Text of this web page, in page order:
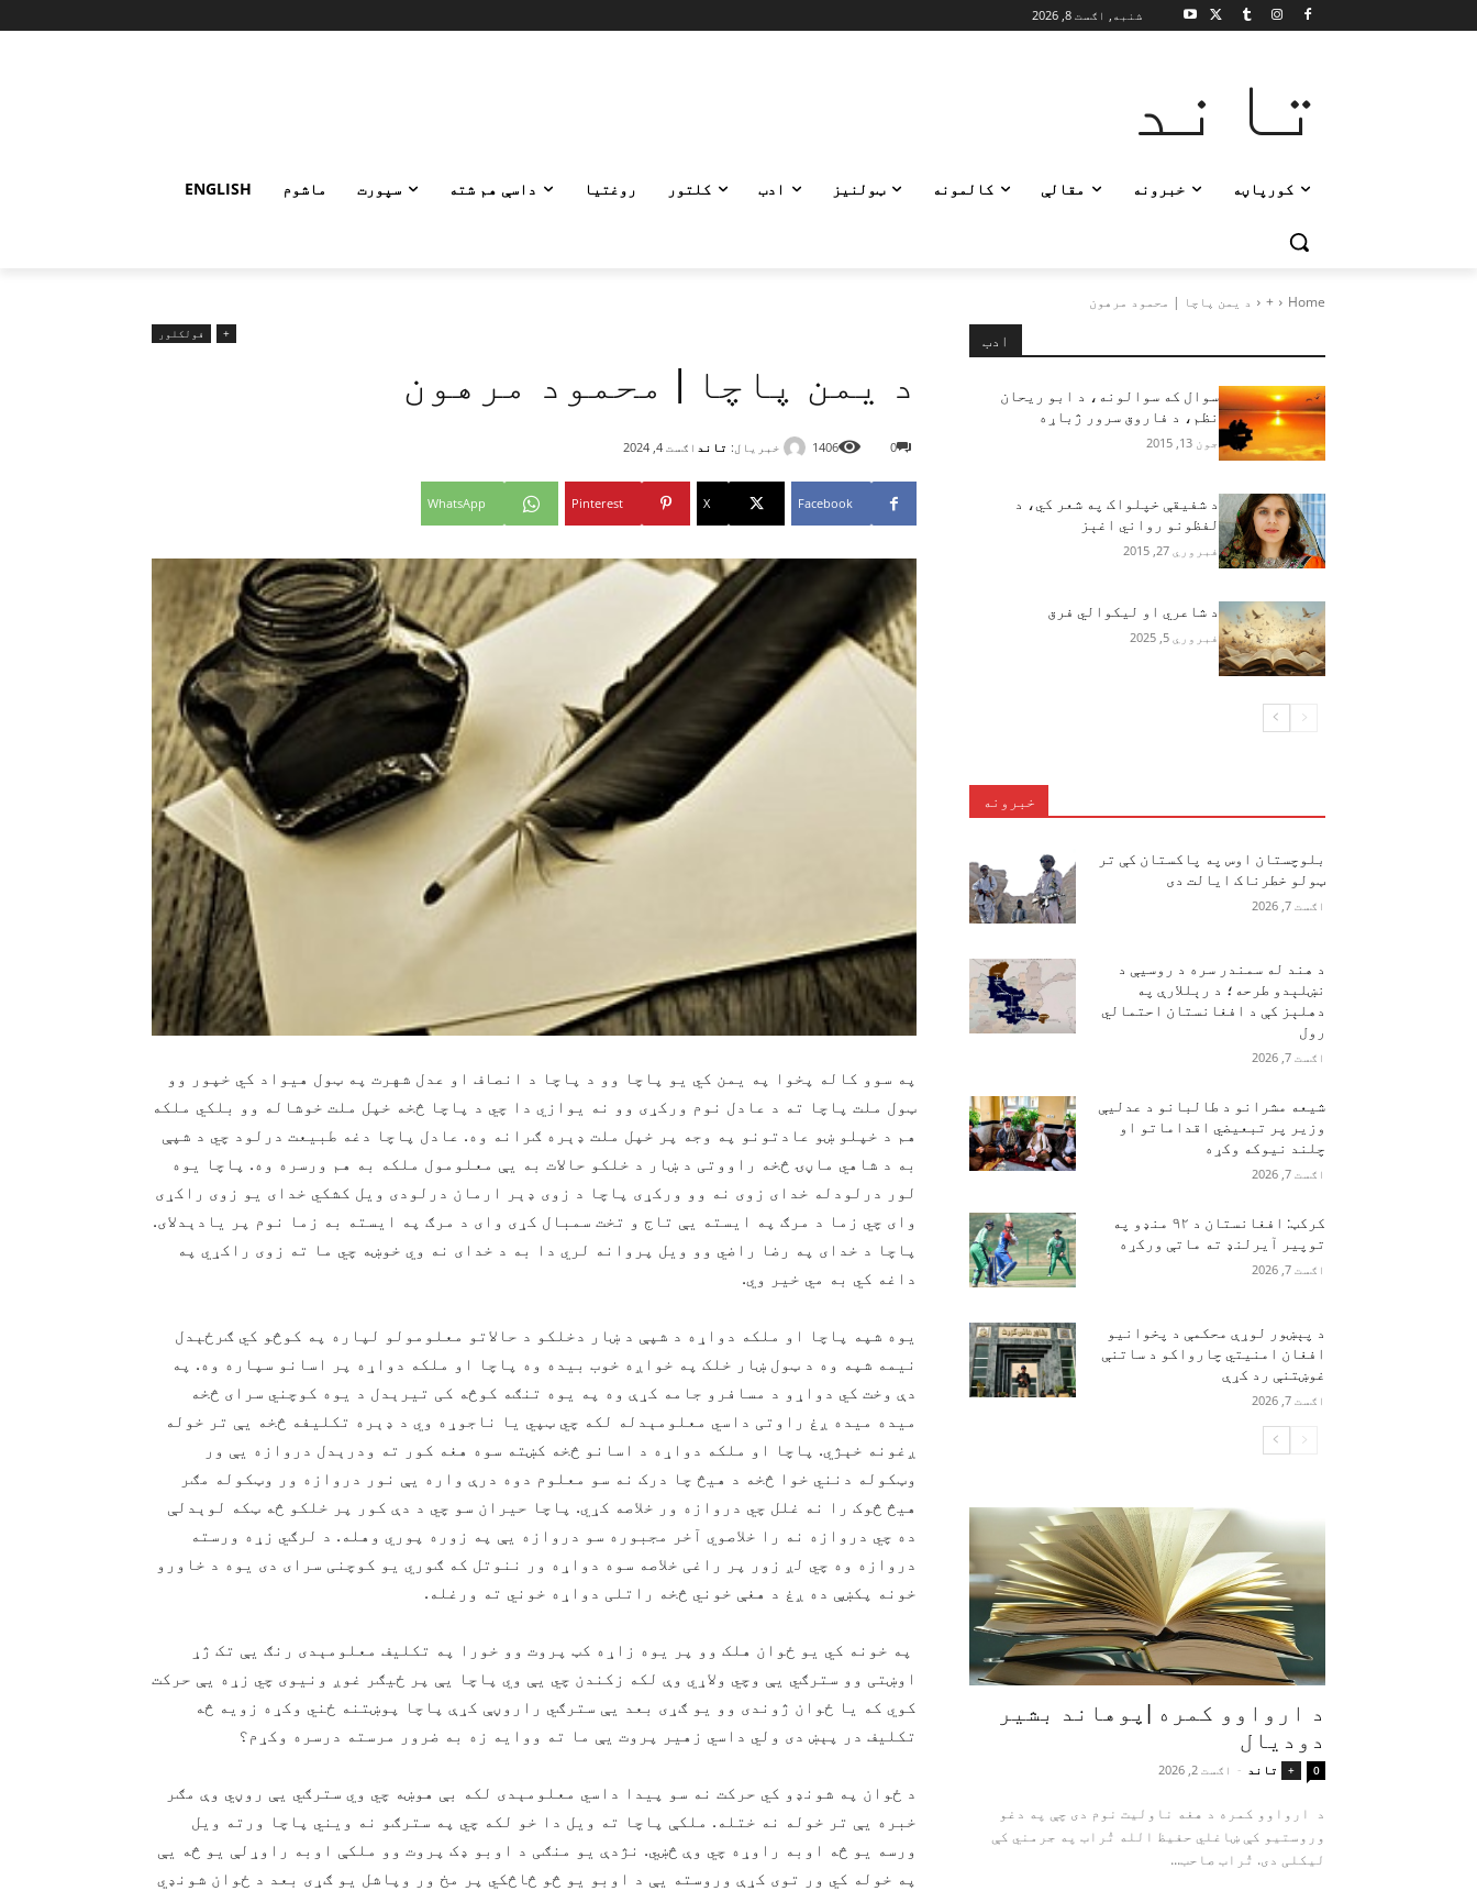
شنبه, اګست 8, 2026
تاند
کورپاڼه خبرونه مقالې کالمونه ټولنیز ادب کلتور روغتیا داسې هم شته سپورت ماشوم ENGLISH
Home
+ د یمن پاچا | محمود مرهون
+ فولکلور
د یمن پاچا | محمود مرهون
خبریال: تاند اګست 4, 2024 0
1406
Facebook
X
Pinterest
WhatsApp
په سوو کاله پخوا په یمن کي یو پاچا وو د پاچا د انصاف او عدل شهرت په ټول هیواد کي خپور وو
ټول ملت پاچا ته د عادل نوم ورکړی وو نه یوازي دا چي د پاچا څخه خپل ملت خوشاله وو بلکي ملکه
هم د خپلو ښو عادتونو په وجه پر خپل ملت ډېره ګرانه وه. عادل پاچا دغه طبیعت درلود چي د شپې
به د شاهي ماڼۍ څخه راووتی د ښار د خلکو حالات به یې معلومول ملکه به هم ورسره وه. پاچا یوه
لور درلودله خدای زوی نه وو ورکړی پاچا د زوی ډېر ارمان درلودی ویل کشکي خدای یو زوی راکړى
وای چي زما د مرګ په ایسته یې تاج و تخت سمبال کړی وای د مرګ په ایسته به زما نوم پر یادېدلای.
پاچا د خدای په رضا راضي وو ویل پروانه لري دا به د خدای نه وي خوښه چي ما ته زوی راکړي په
داغه کي به مي خیر وي.
یوه شپه پاچا او ملکه دواړه د شپې د ښار دخلکو د حالاتو معلومولو لپاره په کوڅو کي ګرځېدل
نیمه شپه وه د ټول ښار خلک په خواږه خوب بیده وه پاچا او ملکه دواړه پر اسانو سپاره وه. په
دې وخت کي دواړو د مسافرو جامه کړې وه په یوه تنګه کوڅه کی تیرېدل د یوه کوچني سرای څخه
میده میده ږغ راوتی داسي معلومېدله لکه چي ټپي یا ناجوړه وي د ډېره تکلیفه څخه یې تر خوله
ږغونه خېژي. پاچا او ملکه دواړه د اسانو څخه کښته سوه هغه کور ته ودرېدل دروازه یې ور
وټکوله دنني خوا څخه د هیڅ چا درک نه سو معلوم دوه درې واره یې نور دروازه ور وټکوله مګر
هیڅ څوک را نه غلل چي دروازه ور خلاصه کړي. پاچا حیران سو چي د دې کور پر خلکو څه ټکه لوېدلې
ده چي دروازه نه را خلاصوي آخر مجبوره سو دروازه یې په زوره پوري وهله. د لرګي زړه ورسته
دروازه وه چي لږ زور پر راغی خلاصه سوه دواړه ور ننوتل که ګوري یو کوچنی سرای دی یوه د خاورو
خونه پکښې ده ږغ د هغې خوني څخه راتلی دواړه خوني ته ورغله.
په خونه کي یو ځوان هلک وو پر یوه زاړه کټ پروت وو خورا په تکلیف معلومېدی رنګ یې تک ژړ
اوښتی وو سترګي یې وچي ولاړي وې لکه زکندن چي یې وي پاچا یې پر ځیګر غوږ ونیوی چي زړه یې حرکت
کوي که يا ځوان ژوندی وو یو ګړی بعد یې سترګي راروڼې کړې پاچا پوښتنه ځني وکړه زویه څه
تکلیف در پېښ دى ولي داسي زهیر پروت یې ما ته ووایه زه به ضرور مرسته درسره وکړم؟
د ځوان په شونډو کي حرکت نه سو پیدا داسي معلومېدی لکه بې هوښه چي وي سترګي یې روڼي وې مګر
خبره یې تر خوله نه ختله. ملکې پاچا ته ویل دا خو لکه چي په سترګو نه ویني پاچا ورته ویل
ورسه یو څه اوبه راوړه چي وې څښي. نژدې یو منګی د اوبو ډک پروت وو ملکې اوبه راوړلې یو څه یې
په خوله کي ور توی کړې وروسته یې د اوبو یو څو څاڅکي پر مخ ور وپاشل یو ګړی بعد د ځوان شونډي
ادب
سوال که سوالونه، د ابو ريحان
نظم، د فاروق سرور ژباړه
جون 13, 2015
د شفیقې خپلواک په شعر کي، د
لفظونو رواني اغېز
فبروري 27, 2015
د شاعري او لیکوالي فرق
فبروري 5, 2025
خبرونه
بلوچستان اوس په پاکستان کې تر
ټولو خطرناک ایالت دی
اګست 7, 2026
د هند له سمندر سره د روسیې د
نښلېدو طرحه؛ د رېللارې په
دهلېز کې د افغانستان احتمالي
رول
اګست 7, 2026
شیعه مشرانو د طالبانو د عدلیې
وزیر پر تبعیضي اقداماتو او
چلند نیوکه وکړه
اګست 7, 2026
کرکټ: افغانستان د ۹۲ منډو په
توپیر آیرلنډ ته ماتې ورکړه
اګست 7, 2026
د پېښور لوړې محکمې د پخوانیو
افغان امنیتي چارواکو د ساتنې
غوښتنې رد کړې
اګست 7, 2026
د ارواوو کمره |پوهاند بشیر
دودیال
+ تاند - اګست 2, 2026 0
د ارواوو کمره د هغه ناولیت نوم دی چې په دغو
وروستیو کې ښاغلي حفیظ الله تُراب په جرمني کې
لیکلی دی. تُراب صاحب...